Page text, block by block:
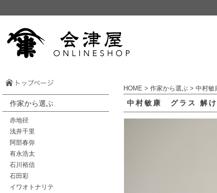
作家から選ぶ
赤地径
浅井千里
阿部春弥
有永浩太
石川裕信
石田彩
イワオトナリテ
HOME > 作家から選ぶ > 中村敏
中村敏康 グラス 解